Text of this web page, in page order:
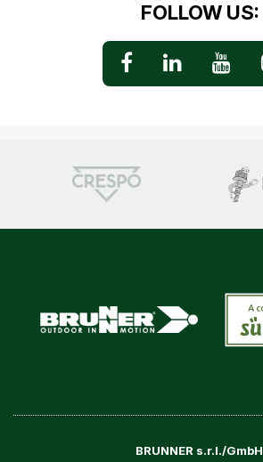
FOLLOW US:
BRUNNER s.r.l./GmbH